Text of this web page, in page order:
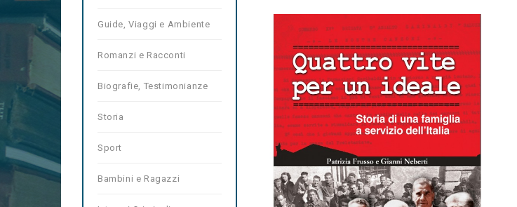
Guide, Viaggi e Ambiente
Romanzi e Racconti
Biografie, Testimonianze
Storia
Sport
Bambini e Ragazzi